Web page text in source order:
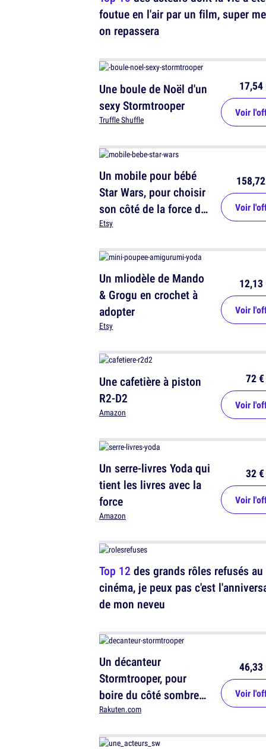
foutue en l'air par un film, super
on repassera
Une boule de Noël d'un
sexy Stormtrooper
Truffle Shuffle
17,54
Voir
Un mobile pour bébé
Star Wars, pour choisir
son côté de la force dès
la naissance
Etsy
Voir
Un mliodèle de Mando
& Grogu en crochet à
adopter
Etsy
12,13
Voir
Une cafetière à piston
R2-D2
Amazon
72 €
Voir
Un serre-livres Yoda qui
tient les livres avec la
force
Amazon
32 €
Voir
Top 12 des grands rôles refusés au
cinéma, je peux pas c'est
de mon neveu
Un décanteur
Stormtrooper, pour
boire du côté sombre
de la force
Rakuten.com
46,33
Voir